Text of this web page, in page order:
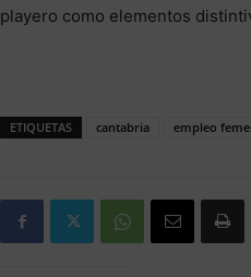
playero como elementos
ETIQUETAS cantabria empleo